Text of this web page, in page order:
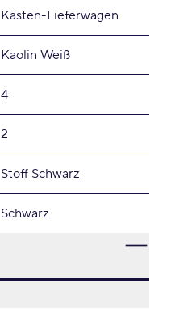
Kasten-Lieferwagen
Kaolin Weiß
4
2
Stoff Schwarz
Schwarz